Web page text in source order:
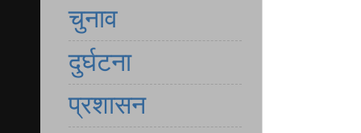
चुनाव
दुर्घटना
प्रशासन